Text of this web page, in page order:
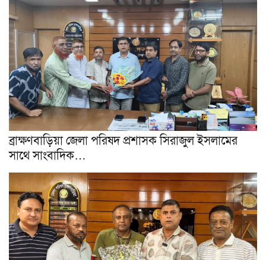
ব্রাক্ষণবাড়িয়া জেলা পরিষদ প্রশাসক সিরাজুল ইসলামের
সাথে সাংবাদিক…